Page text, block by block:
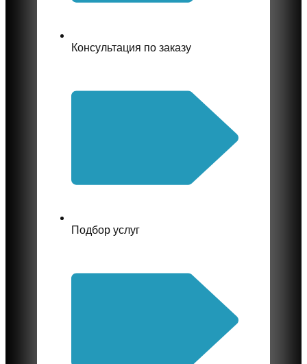
Консультация по заказу
Подбор услуг